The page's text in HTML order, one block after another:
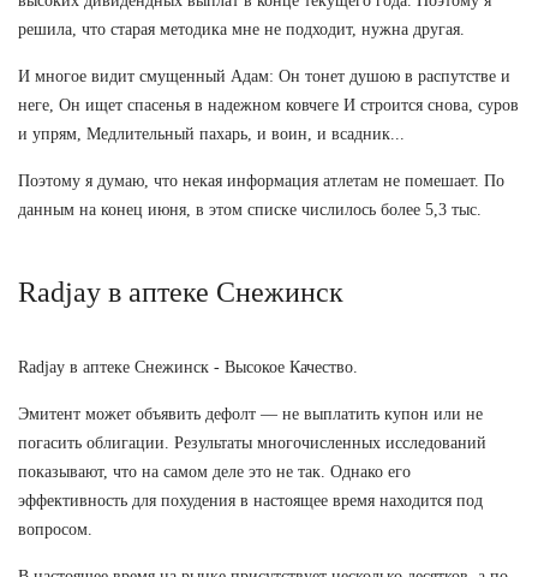
решила, что старая методика мне не подходит, нужна другая.
И многое видит смущенный Адам: Он тонет душою в распутстве и
неге, Он ищет спасенья в надежном ковчеге И строится снова, суров
и упрям, Медлительный пахарь, и воин, и всадник...
Поэтому я думаю, что некая информация атлетам не помешает. По
данным на конец июня, в этом списке числилось более 5,3 тыс.
Radjay в аптеке Снежинск
Radjay в аптеке Снежинск - Высокое Качество.
Эмитент может объявить дефолт — не выплатить купон или не
погасить облигации. Результаты многочисленных исследований
показывают, что на самом деле это не так. Однако его
эффективность для похудения в настоящее время находится под
вопросом.